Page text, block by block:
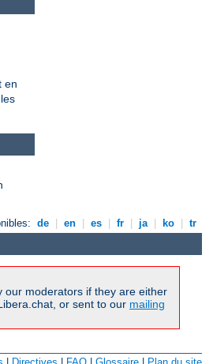
en
de en es fr ja ko tr
our moderators if they are either
or sent to our mailing